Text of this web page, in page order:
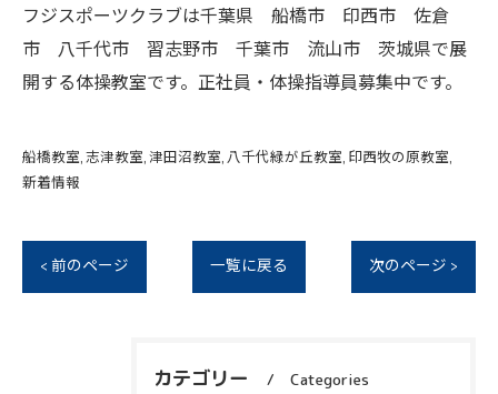
フジスポーツクラブは千葉県 船橋市 印西市 佐倉
市 八千代市 習志野市 千葉市 流山市 茨城県で展
開する体操教室です。正社員・体操指導員募集中です。
船橋教室 志津教室 津田沼教室 八千代緑が丘教室 印西牧の原教室
新着情報
< 前のページ 一覧に戻る 次のページ >
カテゴリー Categories